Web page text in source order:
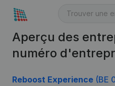
Aperçu des
numéro
Reboost Experience (BE